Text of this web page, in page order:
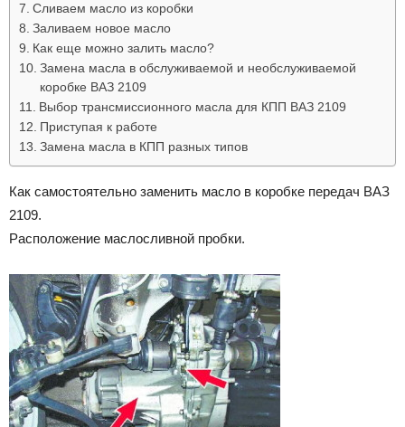
Сливаем масло из коробки
Заливаем новое масло
Как еще можно залить масло?
Замена масла в обслуживаемой и необслуживаемой
коробке ВАЗ 2109
Выбор трансмиссионного масла для КПП ВАЗ 2109
Приступая к работе
Замена масла в КПП разных типов
Как самостоятельно заменить масло в коробке передач ВАЗ
2109.
Расположение маслосливной пробки.